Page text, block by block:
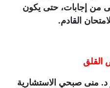
من إجابات، حتى يكون
القادم.
القلق
د. منى صبحي الاستشارية